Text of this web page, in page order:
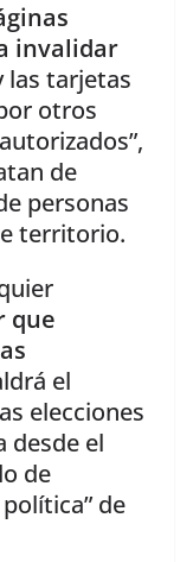
invalidar
las tarjetas
otros
de
personas
territorio.
que
el
elecciones
desde el
de
de